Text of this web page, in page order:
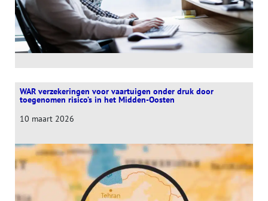
WAR verzekeringen voor vaartuigen onder druk door
toegenomen risico’s in het Midden-Oosten
10 maart 2026